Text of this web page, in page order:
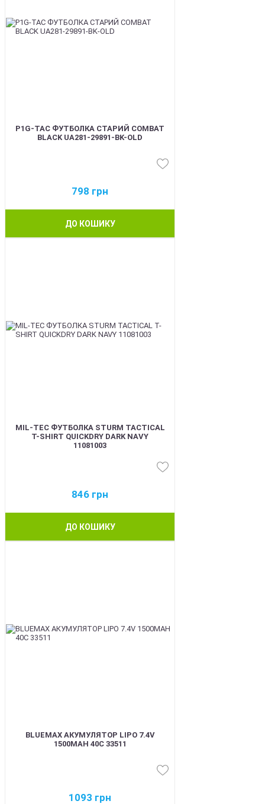
P1G-TAC ФУТБОЛКА СТАРИЙ COMBAT
BLACK UA281-29891-BK-OLD
798 грн
ДО КОШИКУ
MIL-TEC ФУТБОЛКА STURM TACTICAL
T-SHIRT QUICKDRY DARK NAVY
11081003
846 грн
ДО КОШИКУ
BLUEMAX АКУМУЛЯТОР LIPO 7.4V
1500MAH 40C 33511
1093 грн